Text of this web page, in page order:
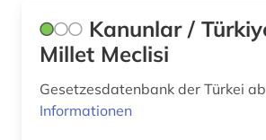
Kanunlar /
Millet Meclisi
Gesetzesdatenbank der Türkei
Informationen